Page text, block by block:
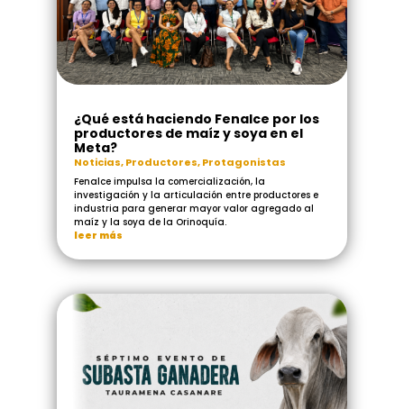
¿Qué está haciendo Fenalce por los
productores de maíz y soya en el
Meta?
Noticias,Productores,Protagonistas
Fenalce impulsa la comercialización, la
investigación y la articulación entre productores e
industria para generar mayor valor agregado al
maíz y la soya de la Orinoquía.
leer más